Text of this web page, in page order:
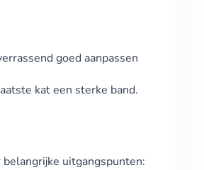
goed aanpassen
kat een sterke band.
uitgangspunten: